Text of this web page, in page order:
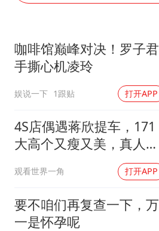
咖啡馆巅峰对决！罗子君
手撕心机凌玲
娱说一下 1跟贴 打开APP
4S店偶遇蒋欣提车，171
大高个又瘦又美，真人比
观看世界一角 打开APP
要不咱们再复查一下，万
一是怀孕呢